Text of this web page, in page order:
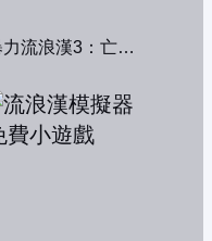
暴力流浪漢3：亡命之徒